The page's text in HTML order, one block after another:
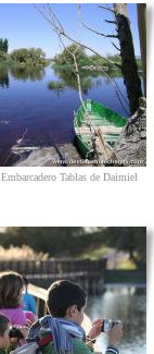
Embarcadero Tablas de Daimiel